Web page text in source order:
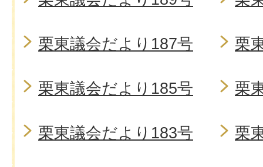
栗東議会だより187号 栗
栗東議会だより185号 栗
栗東議会だより183号 栗